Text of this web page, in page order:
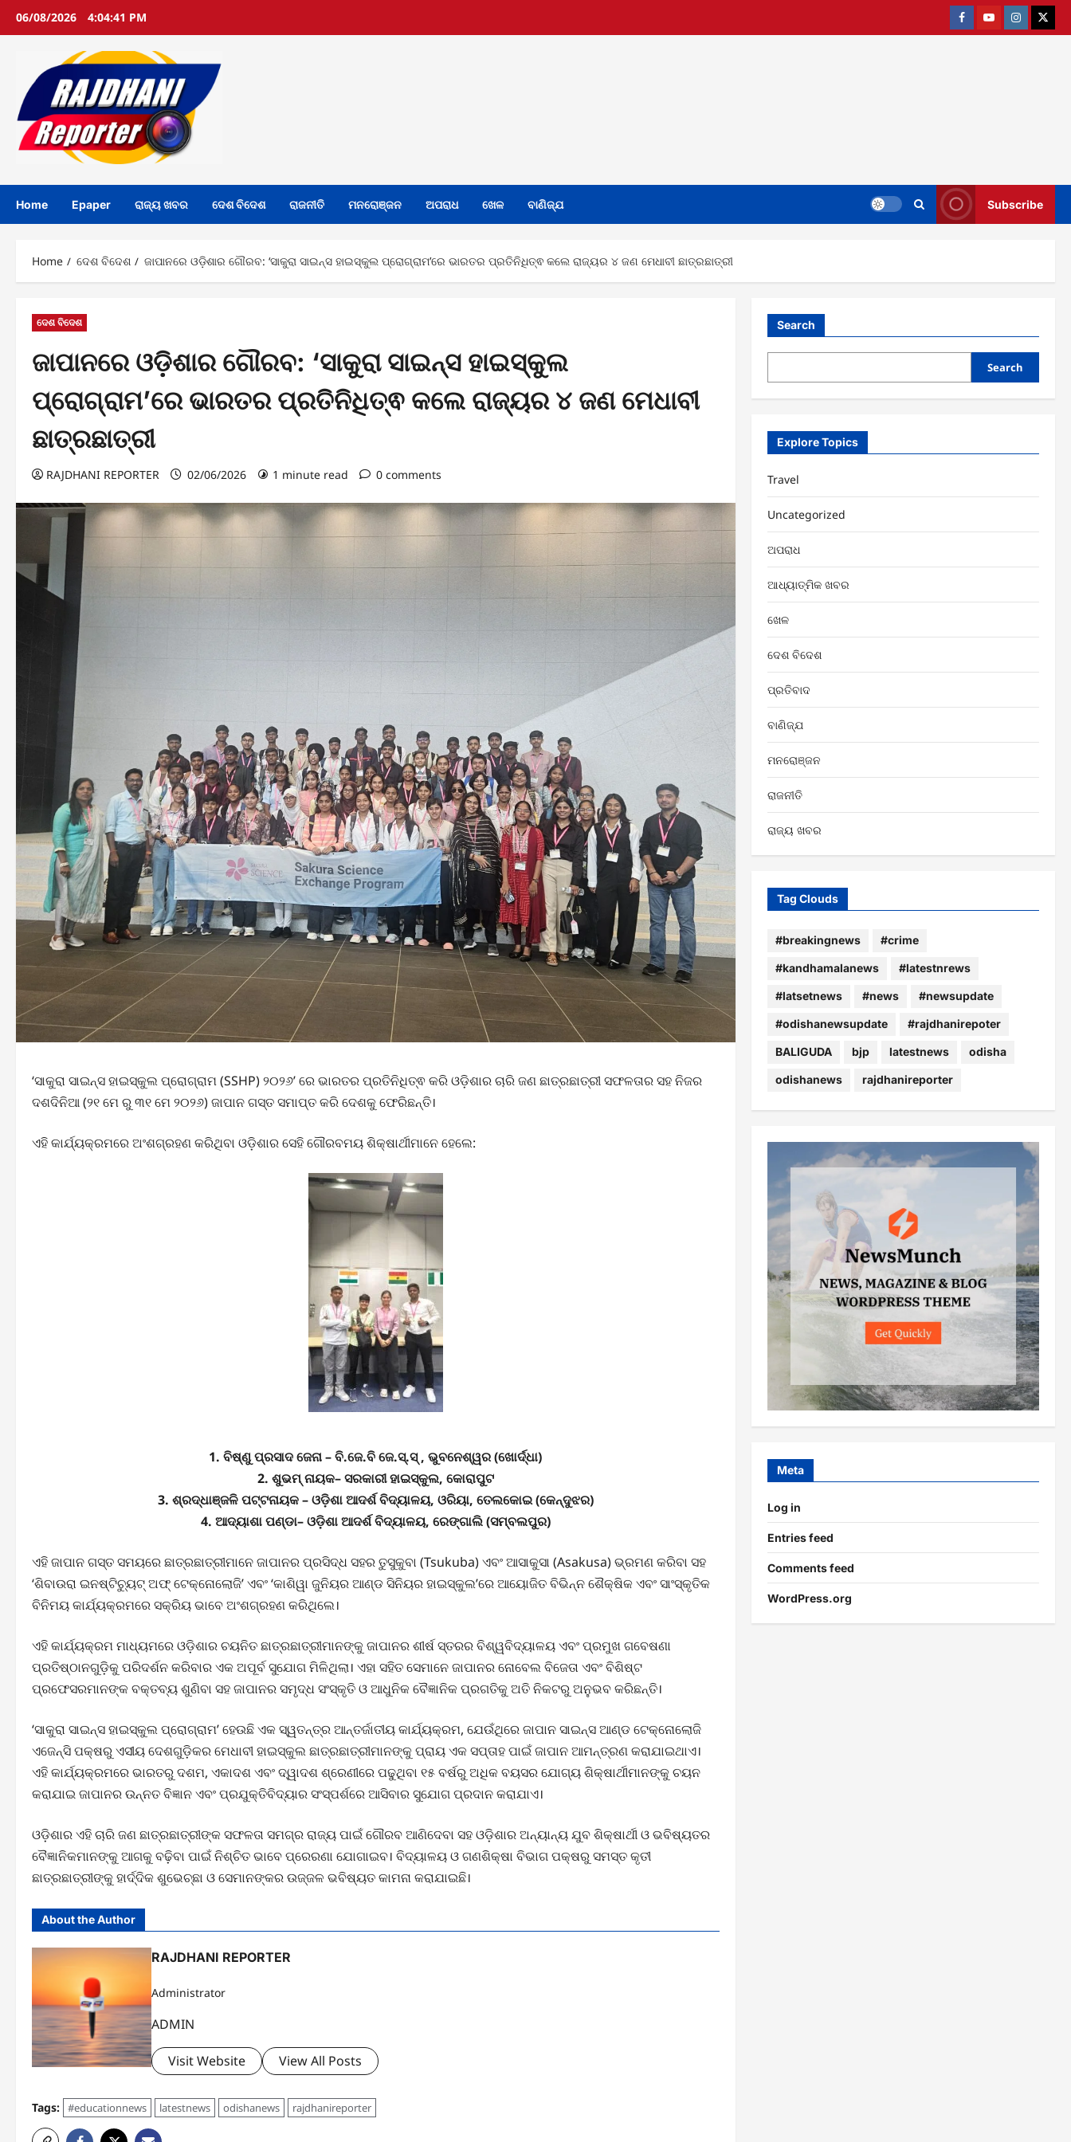
06/08/2026 4:04:43 PM FacebookYoutubeInstagramtwitter
Home Epaper ରାଜ୍ୟ ଖବର ଦେଶ ବିଦେଶ ରାଜନୀତି ମନରୋଞ୍ଜନ ଅପରାଧ ଖେଳ ବାଣିଜ୍ଯ Subscribe
Home ଦେଶ ବିଦେଶ ଜାପାନରେ ଓଡ଼ିଶାର ଗୌରବ: ‘ସାକୁରା ସାଇନ୍ସ ହାଇସ୍କୁଲ ପ୍ରୋଗ୍ରାମ’ରେ ଭାରତର ପ୍ରତିନିଧିତ୍ଵ କଲେ ରାଜ୍ୟର ୪ ଜଣ ମେଧାବୀ ଛାତ୍ରଛାତ୍ରୀ
ଦେଶ ବିଦେଶ
ଜାପାନରେ ଓଡ଼ିଶାର ଗୌରବ: ‘ସାକୁରା ସାଇନ୍ସ ହାଇସ୍କୁଲ
ପ୍ରୋଗ୍ରାମ’ରେ ଭାରତର ପ୍ରତିନିଧିତ୍ଵ କଲେ ରାଜ୍ୟର ୪ ଜଣ ମେଧାବୀ
ଛାତ୍ରଛାତ୍ରୀ
RAJDHANI REPORTER 02/06/2026 1 minute read 0 comments
‘ସାକୁରା ସାଇନ୍ସ ହାଇସ୍କୁଲ ପ୍ରୋଗ୍ରାମ (SSHP) ୨୦୨୬’ ରେ ଭାରତର ପ୍ରତିନିଧିତ୍ଵ କରି ଓଡ଼ିଶାର ଚାରି ଜଣ ଛାତ୍ରଛାତ୍ରୀ ସଫଳତାର ସହ ନିଜର
ଦଶଦିନିଆ (୨୧ ମେ ରୁ ୩୧ ମେ ୨୦୨୬) ଜାପାନ ଗସ୍ତ ସମାପ୍ତ କରି ଦେଶକୁ ଫେରିଛନ୍ତି।
ଏହି କାର୍ଯ୍ୟକ୍ରମରେ ଅଂଶଗ୍ରହଣ କରିଥିବା ଓଡ଼ିଶାର ସେହି ଗୌରବମୟ ଶିକ୍ଷାର୍ଥୀମାନେ ହେଲେ:
1. ବିଷ୍ଣୁ ପ୍ରସାଦ ଜେନା – ବି.ଜେ.ବି ଜେ.ସ୍.ସ୍ , ଭୁବନେଶ୍ୱର (ଖୋର୍ଦ୍ଧା)
2. ଶୁଭମ୍ ନାୟକ– ସରକାରୀ ହାଇସ୍କୁଲ, କୋରାପୁଟ
3. ଶ୍ରଦ୍ଧାଞ୍ଜଳି ପଟ୍ଟନାୟକ – ଓଡ଼ିଶା ଆଦର୍ଶ ବିଦ୍ୟାଳୟ, ଓରିୟା, ତେଲକୋଇ (କେନ୍ଦୁଝର)
4. ଆଦ୍ୟାଶା ପଣ୍ଡା– ଓଡ଼ିଶା ଆଦର୍ଶ ବିଦ୍ୟାଳୟ, ରେଙ୍ଗାଲି (ସମ୍ବଲପୁର)
ଏହି ଜାପାନ ଗସ୍ତ ସମୟରେ ଛାତ୍ରଛାତ୍ରୀମାନେ ଜାପାନର ପ୍ରସିଦ୍ଧ ସହର ତୁସୁକୁବା (Tsukuba) ଏବଂ ଆସାକୁସା (Asakusa) ଭ୍ରମଣ କରିବା ସହ
‘ଶିବାଉରା ଇନଷ୍ଟିଚ୍ୟୁଟ୍ ଅଫ୍ ଟେକ୍ନୋଲୋଜି’ ଏବଂ ‘କାଶିୱା ଜୁନିୟର ଆଣ୍ଡ ସିନିୟର ହାଇସ୍କୁଲ’ରେ ଆୟୋଜିତ ବିଭିନ୍ନ ଶୈକ୍ଷିକ ଏବଂ ସାଂସ୍କୃତିକ
ବିନିମୟ କାର୍ଯ୍ୟକ୍ରମରେ ସକ୍ରିୟ ଭାବେ ଅଂଶଗ୍ରହଣ କରିଥିଲେ।
ଏହି କାର୍ଯ୍ୟକ୍ରମ ମାଧ୍ୟମରେ ଓଡ଼ିଶାର ଚୟନିତ ଛାତ୍ରଛାତ୍ରୀମାନଙ୍କୁ ଜାପାନର ଶୀର୍ଷ ସ୍ତରର ବିଶ୍ୱବିଦ୍ୟାଳୟ ଏବଂ ପ୍ରମୁଖ ଗବେଷଣା
ପ୍ରତିଷ୍ଠାନଗୁଡ଼ିକୁ ପରିଦର୍ଶନ କରିବାର ଏକ ଅପୂର୍ବ ସୁଯୋଗ ମିଳିଥିଲା। ଏହା ସହିତ ସେମାନେ ଜାପାନର ନୋବେଲ ବିଜେତା ଏବଂ ବିଶିଷ୍ଟ
ପ୍ରଫେସରମାନଙ୍କ ବକ୍ତବ୍ୟ ଶୁଣିବା ସହ ଜାପାନର ସମୃଦ୍ଧ ସଂସ୍କୃତି ଓ ଆଧୁନିକ ବୈଜ୍ଞାନିକ ପ୍ରଗତିକୁ ଅତି ନିକଟରୁ ଅନୁଭବ କରିଛନ୍ତି।
‘ସାକୁରା ସାଇନ୍ସ ହାଇସ୍କୁଲ ପ୍ରୋଗ୍ରାମ’ ହେଉଛି ଏକ ସ୍ୱତନ୍ତ୍ର ଆନ୍ତର୍ଜାତୀୟ କାର୍ଯ୍ୟକ୍ରମ, ଯେଉଁଥିରେ ଜାପାନ ସାଇନ୍ସ ଆଣ୍ଡ ଟେକ୍ନୋଲୋଜି
ଏଜେନ୍ସି ପକ୍ଷରୁ ଏସୀୟ ଦେଶଗୁଡ଼ିକର ମେଧାବୀ ହାଇସ୍କୁଲ ଛାତ୍ରଛାତ୍ରୀମାନଙ୍କୁ ପ୍ରାୟ ଏକ ସପ୍ତାହ ପାଇଁ ଜାପାନ ଆମନ୍ତ୍ରଣ କରାଯାଇଥାଏ।
ଏହି କାର୍ଯ୍ୟକ୍ରମରେ ଭାରତରୁ ଦଶମ, ଏକାଦଶ ଏବଂ ଦ୍ୱାଦଶ ଶ୍ରେଣୀରେ ପଢୁଥିବା ୧୫ ବର୍ଷରୁ ଅଧିକ ବୟସର ଯୋଗ୍ୟ ଶିକ୍ଷାର୍ଥୀମାନଙ୍କୁ ଚୟନ
କରାଯାଇ ଜାପାନର ଉନ୍ନତ ବିଜ୍ଞାନ ଏବଂ ପ୍ରଯୁକ୍ତିବିଦ୍ୟାର ସଂସ୍ପର୍ଶରେ ଆସିବାର ସୁଯୋଗ ପ୍ରଦାନ କରାଯାଏ।
ଓଡ଼ିଶାର ଏହି ଚାରି ଜଣ ଛାତ୍ରଛାତ୍ରୀଙ୍କ ସଫଳତା ସମଗ୍ର ରାଜ୍ୟ ପାଇଁ ଗୌରବ ଆଣିଦେବା ସହ ଓଡ଼ିଶାର ଅନ୍ୟାନ୍ୟ ଯୁବ ଶିକ୍ଷାର୍ଥୀ ଓ ଭବିଷ୍ୟତର
ବୈଜ୍ଞାନିକମାନଙ୍କୁ ଆଗକୁ ବଢ଼ିବା ପାଇଁ ନିଶ୍ଚିତ ଭାବେ ପ୍ରେରଣା ଯୋଗାଇବ। ବିଦ୍ୟାଳୟ ଓ ଗଣଶିକ୍ଷା ବିଭାଗ ପକ୍ଷରୁ ସମସ୍ତ କୃତୀ
ଛାତ୍ରଛାତ୍ରୀଙ୍କୁ ହାର୍ଦ୍ଦିକ ଶୁଭେଚ୍ଛା ଓ ସେମାନଙ୍କର ଉଜ୍ଜଳ ଭବିଷ୍ୟତ କାମନା କରାଯାଇଛି।
About the Author
RAJDHANI REPORTER
Administrator
ADMIN
Visit Website View All Posts
Tags: #educationnews latestnews odishanews rajdhanireporter
Search
Search
Explore Topics
Travel
Uncategorized
ଅପରାଧ
ଆଧ୍ୟାତ୍ମିକ ଖବର
ଖେଳ
ଦେଶ ବିଦେଶ
ପ୍ରତିବାଦ
ବାଣିଜ୍ଯ
ମନରୋଞ୍ଜନ
ରାଜନୀତି
ରାଜ୍ୟ ଖବର
Tag Clouds
#breakingnews #crime
#kandhamalanews #latestnrews
#latsetnews #news #newsupdate
#odishanewsupdate #rajdhanirepoter
BALIGUDA bjp latestnews odisha
odishanews rajdhanireporter
Meta
Log in
Entries feed
Comments feed
WordPress.org